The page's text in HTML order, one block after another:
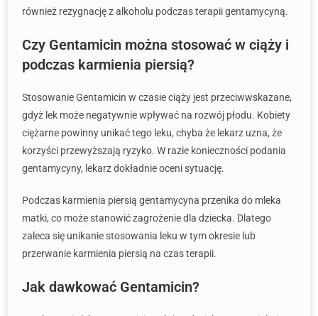
również rezygnację z alkoholu podczas terapii gentamycyną.
Czy Gentamicin można stosować w ciąży i
podczas karmienia piersią?
Stosowanie Gentamicin w czasie ciąży jest przeciwwskazane,
gdyż lek może negatywnie wpływać na rozwój płodu. Kobiety
ciężarne powinny unikać tego leku, chyba że lekarz uzna, że
korzyści przewyższają ryzyko. W razie konieczności podania
gentamycyny, lekarz dokładnie oceni sytuację.
Podczas karmienia piersią gentamycyna przenika do mleka
matki, co może stanowić zagrożenie dla dziecka. Dlatego
zaleca się unikanie stosowania leku w tym okresie lub
przerwanie karmienia piersią na czas terapii.
Jak dawkować Gentamicin?